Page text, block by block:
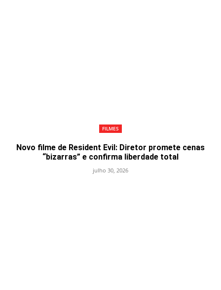
FILMES
Novo filme de Resident Evil: Diretor promete cenas
“bizarras” e confirma liberdade total
julho 30, 2026